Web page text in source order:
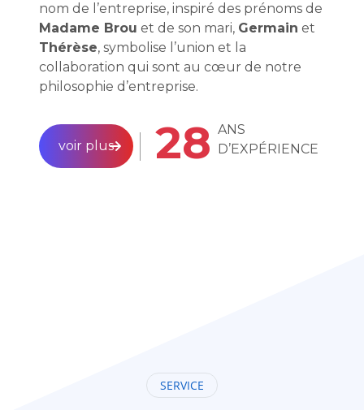
nom de l’entreprise, inspiré des prénoms de
Madame Brou et de son mari, Germain et
Thérèse, symbolise l’union et la
collaboration qui sont au cœur de notre
philosophie d’entreprise.
voir plus 28 ANS
D’EXPÉRIENCE
SERVICE